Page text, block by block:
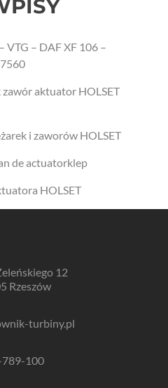
VTG – DAF XF 106 –
aktuator HOLSET
i zaworów HOLSET
de actuatorklep
HOLSET
12
Rzeszów
turbiny.pl
100